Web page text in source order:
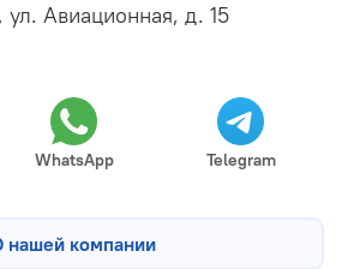
, ул. Авиационная, д. 15
WhatsApp Telegram
нашей компании